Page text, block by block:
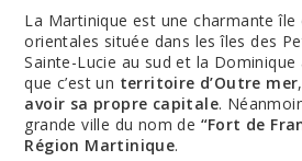
La Martinique est une charmante île
orientales située dans les îles des
Sainte-Lucie au sud et la Dominique
que c’est un territoire d’Outre mer
avoir sa propre capitale.
grande ville du nom de “Fort de
Région Martinique.